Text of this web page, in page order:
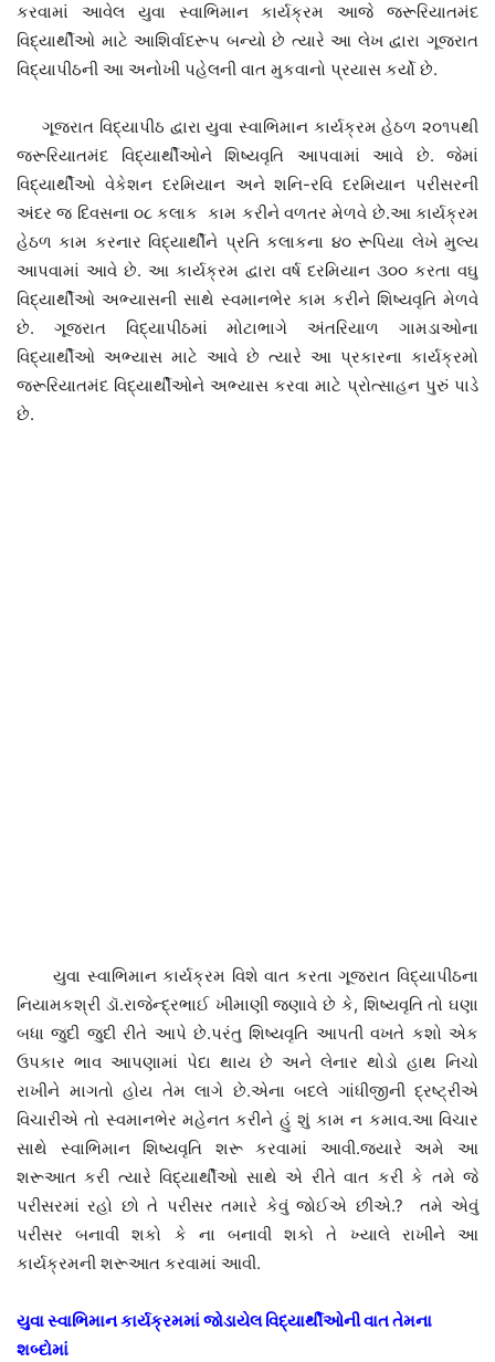
કરવામાં આવેલ યુવા સ્વાભિમાન કાર્યક્રમ આજે જરૂરિયાતમંદ
વિદ્યાર્થીઓ માટે આશિર્વાદરૂપ બન્યો છે ત્યારે આ લેખ દ્વારા ગૂજરાત
વિદ્યાપીઠની આ અનોખી પહેલની વાત મુકવાનો પ્રયાસ કર્યો છે.
ગૂજરાત વિદ્યાપીઠ દ્વારા યુવા સ્વાભિમાન કાર્યક્રમ હેઠળ ૨૦૧૫થી
જરૂરિયાતમંદ વિદ્યાર્થીઓને શિષ્યવૃતિ આપવામાં આવે છે. જેમાં
વિદ્યાર્થીઓ વેકેશન દરમિયાન અને શનિ-રવિ દરમિયાન પરીસરની
અંદર જ દિવસના ૦૮ કલાક કામ કરીને વળતર મેળવે છે.આ કાર્યક્રમ
હેઠળ કામ કરનાર વિદ્યાર્થીને પ્રતિ કલાકના ૪૦ રૂપિયા લેખે મુલ્ય
આપવામાં આવે છે. આ કાર્યક્રમ દ્વારા વર્ષ દરમિયાન ૩૦૦ કરતા વઘુ
વિદ્યાર્થીઓ અભ્યાસની સાથે સ્વમાનભેર કામ કરીને શિષ્યવૃતિ મેળવે
છે. ગૂજરાત વિદ્યાપીઠમાં મોટાભાગે અંતરિયાળ ગામડાઓના
વિદ્યાર્થીઓ અભ્યાસ માટે આવે છે ત્યારે આ પ્રકારના કાર્યક્રમો
જરૂરિયાતમંદ વિદ્યાર્થીઓને અભ્યાસ કરવા માટે પ્રોત્સાહન પુરું પાડે
છે.
યુવા સ્વાભિમાન કાર્યક્રમ વિશે વાત કરતા ગૂજરાત વિદ્યાપીઠના
નિયામકશ્રી ડૉ.રાજેન્દ્રભાઈ ખીમાણી જણાવે છે કે, શિષ્યવૃતિ તો ઘણા
બધા જુદી જુદી રીતે આપે છે.પરંતુ શિષ્યવૃતિ આપતી વખતે કશો એક
ઉપકાર ભાવ આપણામાં પેદા થાય છે અને લેનાર થોડો હાથ નિચો
રાખીને માગતો હોય તેમ લાગે છે.એના બદલે ગાંધીજીની દ્રષ્ટ્રીએ
વિચારીએ તો સ્વમાનભેર મહેનત કરીને હું શું કામ ન કમાવ.આ વિચાર
સાથે સ્વાભિમાન શિષ્યવૃતિ શરૂ કરવામાં આવી.જ્યારે અમે આ
શરૂઆત કરી ત્યારે વિદ્યાર્થીઓ સાથે એ રીતે વાત કરી કે તમે જે
પરીસરમાં રહો છો તે પરીસર તમારે કેવું જોઈએ છીએ.? તમે એવું
પરીસર બનાવી શકો કે ના બનાવી શકો તે ખ્યાલે રાખીને આ
કાર્યક્રમની શરૂઆત કરવામાં આવી.
યુવા સ્વાભિમાન કાર્યક્રમમાં જોડાયેલ વિદ્યાર્થીઓની વાત તેમના
શબ્દોમાં